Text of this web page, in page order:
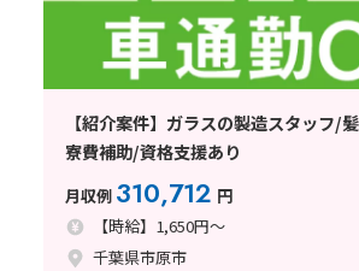
【紹介案件】ガラスの製造スタッフ/
寮費補助/資格支援あり
月収例 310,712 円
【時給】1,650円～
千葉県市原市